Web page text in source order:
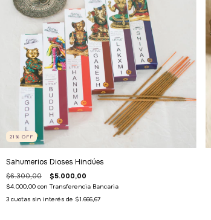
21 % OFF
Sahumerios Dioses Hindúes
$6.300,00 $5.000,00
$4.000,00 con Transferencia Bancaria
3 cuotas sin interés de $1.666,67